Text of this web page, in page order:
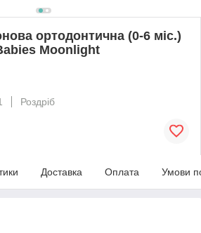
ортодонтична (0-6 міс.)
Moonlight
Роздріб
Доставка Оплата Умови